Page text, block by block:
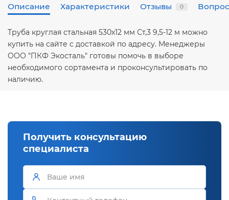
Описание Характеристики Отзывы 0
Труба круглая стальная 530х12 мм Ст,3 9,5-12 м можно
купить на сайте с доставкой по адресу. Менеджеры
ООО "ПКФ Экосталь" готовы помочь в выборе
необходимого сортамента и проконсультировать по
наличию.
Получить консультацию
специалиста